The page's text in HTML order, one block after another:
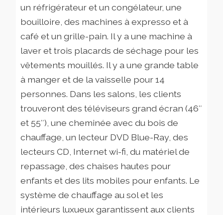
un réfrigérateur et un congélateur, une
bouilloire, des machines à expresso et à
café et un grille-pain. Il y a une machine à
laver et trois placards de séchage pour les
vêtements mouillés. Il y a une grande table
à manger et de la vaisselle pour 14
personnes. Dans les salons, les clients
trouveront des téléviseurs grand écran (46″
et 55″), une cheminée avec du bois de
chauffage, un lecteur DVD Blue-Ray, des
lecteurs CD, Internet wi-fi, du matériel de
repassage, des chaises hautes pour
enfants et des lits mobiles pour enfants. Le
système de chauffage au sol et les
intérieurs luxueux garantissent aux clients